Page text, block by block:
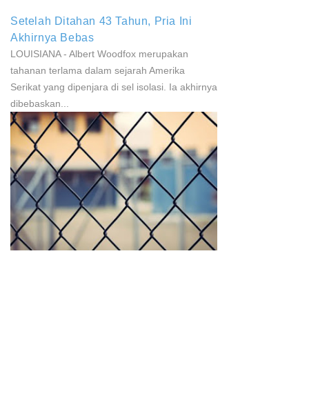
Setelah Ditahan 43 Tahun, Pria Ini
Akhirnya Bebas
LOUISIANA - Albert Woodfox merupakan
tahanan terlama dalam sejarah Amerika
Serikat yang dipenjara di sel isolasi. Ia akhirnya
dibebaskan...